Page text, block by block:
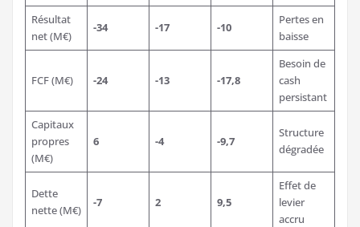
Résultat
net (M€)
-34 -17 -10
Pertes en
baisse
FCF (M€) -24 -13 -17,8
Besoin de
cash
persistant
Capitaux
propres
(M€)
6 -4 -9,7
Structure
dégradée
Dette
nette (M€)
-7 2 9,5
Effet de
levier
accru